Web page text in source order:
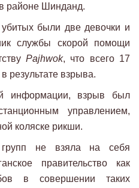
районе Шинданд.
были две девочки и
службы скорой помощи
Pajhwok, что всего 17
результате взрыва.
информации, взрыв был
управлением,
коляске рикши.
не взяла на себя
правительство как
в совершении таких